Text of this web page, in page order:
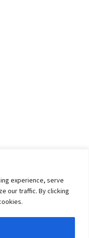
experience, serve
our traffic. By clicking